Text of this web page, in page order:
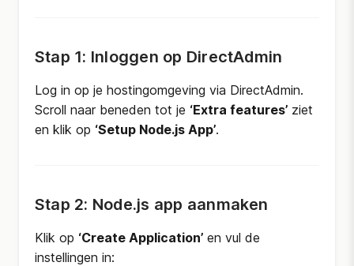
Stap 1: Inloggen op DirectAdmin
Log in op je hostingomgeving via DirectAdmin.
Scroll naar beneden tot je ‘Extra features’ ziet
en klik op ‘Setup Node.js App’.
Stap 2: Node.js app aanmaken
Klik op ‘Create Application’ en vul de
instellingen in: